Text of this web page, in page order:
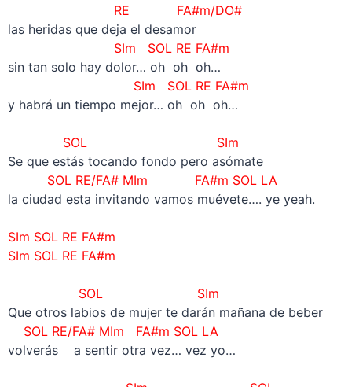
RE FA#m/DO#
las heridas que deja el desamor
SIm SOL RE FA#m
sin tan solo hay dolor… oh oh oh…
SIm SOL RE FA#m
y habrá un tiempo mejor… oh oh oh…
SOL SIm
Se que estás tocando fondo pero asómate
SOL RE/FA# MIm FA#m SOL LA
la ciudad esta invitando vamos muévete…. ye yeah.
SIm SOL RE FA#m
SIm SOL RE FA#m
SOL SIm
Que otros labios de mujer te darán mañana de beber
SOL RE/FA# MIm FA#m SOL LA
volverás a sentir otra vez… vez yo…